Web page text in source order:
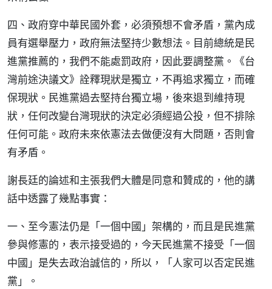
四、政府穿中華民國外套，必須預想不會矛盾，黨內成
員有選舉壓力，政府無法堅持少數想法。目前總統是民
進黨推薦的，我們不能處罰政府，因此要調整黨。《台
灣前途決議文》詮釋現狀是獨立，不再追求獨立，而確
保現狀。民進黨過去堅持台獨立場，後來退到維持現
狀，任何改變台灣現狀的決定必須經過公投，但不排除
任何可能。政府未來依憲法去做便沒有大問題，否則會
有矛盾。
謝長廷的論述和主張我們大體是同意和贊成的，他的講
話中透露了幾點事實：
一、至今憲法仍是「一個中國」架構的，而且是民進黨
參與修憲的，表示接受過的，今天民進黨不接受「一個
中國」是失去政治誠信的，所以，「人家可以否定民進
黨」。